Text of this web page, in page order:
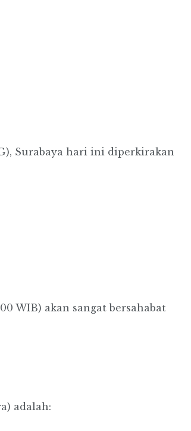
Surabaya hari ini diperkirakan
WIB) akan sangat bersahabat
adalah: